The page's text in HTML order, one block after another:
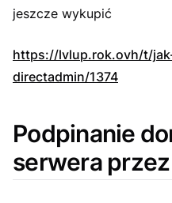
jeszcze wykupić
https://lvlup.rok.ovh/t/
directadmin/1374
Podpinanie
serwera